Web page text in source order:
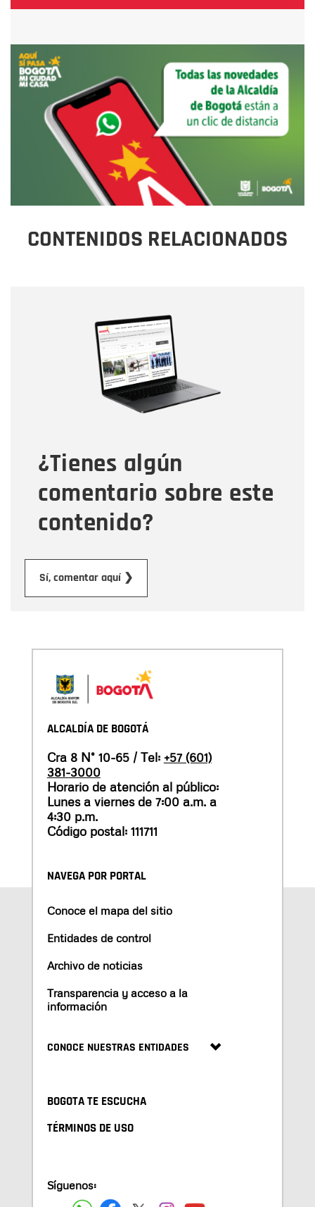
CONTENIDOS RELACIONADOS
¿Tienes algún
comentario sobre este
contenido?
Sí, comentar aquí ❯
Correo electrónico
Tipo de comentario
Mensaje
ALCALDÍA DE BOGOTÁ
Cra 8 N° 10-65 / Tel: +57 (601)
381-3000
Horario de atención al público:
Lunes a viernes de 7:00 a.m. a
4:30 p.m.
Código postal: 111711
NAVEGA POR PORTAL
Conoce el mapa del sitio
Entidades de control
Archivo de noticias
Transparencia y acceso a la
información
CONOCE NUESTRAS ENTIDADES
BOGOTA TE ESCUCHA
TÉRMINOS DE USO
Síguenos: